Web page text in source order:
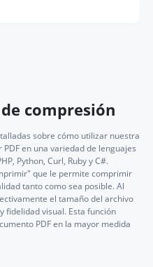
compresión
sobre cómo utilizar nuestra
en una variedad de lenguajes
Python, Curl, Ruby y C#.
que le permite comprimir
tanto como sea posible. Al
el tamaño del archivo
fidelidad visual. Esta función
PDF en la mayor medida